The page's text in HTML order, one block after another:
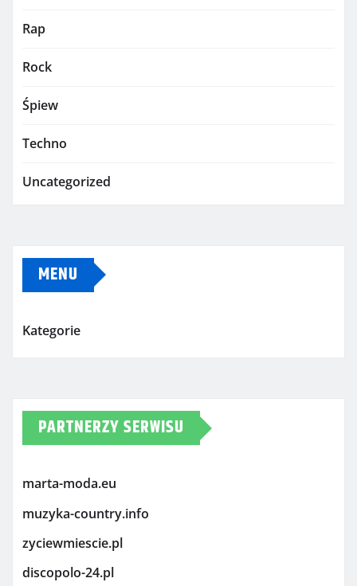
Rap
Rock
Śpiew
Techno
Uncategorized
MENU
Kategorie
PARTNERZY SERWISU
marta-moda.eu
muzyka-country.info
zyciewmiescie.pl
discopolo-24.pl